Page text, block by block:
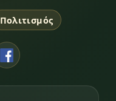
Πολιτισμός